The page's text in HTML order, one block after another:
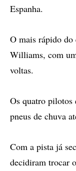
Espanha.
O mais rápido
Williams, com
voltas.
Os quatro pilotos
pneus de chuva
Com a pista já
decidiram trocar